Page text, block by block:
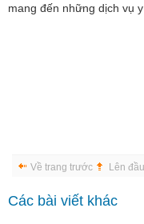
mang đến những dịch vụ
Về trang trước Lên
Các bài viết khác